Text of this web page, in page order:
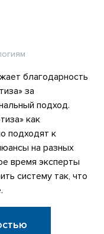
благодарность
за
подход.
как
подходят к
на разных
время эксперты
систему так, что